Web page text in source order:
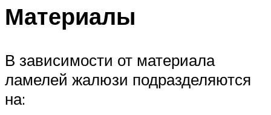
Материалы
В зависимости от материала
ламелей жалюзи подразделяются
на: